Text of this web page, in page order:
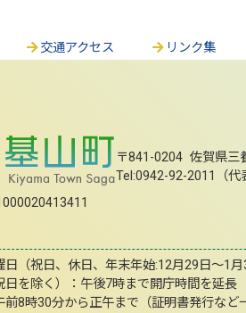
交通アクセス リンク集
〒841-0204 佐賀県三
Tel:0942-92-2011（
日（祝日、休日、年末年始:12月29日～1
を除く）：午後7時まで開庁時間を延長
8時30分から正午まで（証明書発行など